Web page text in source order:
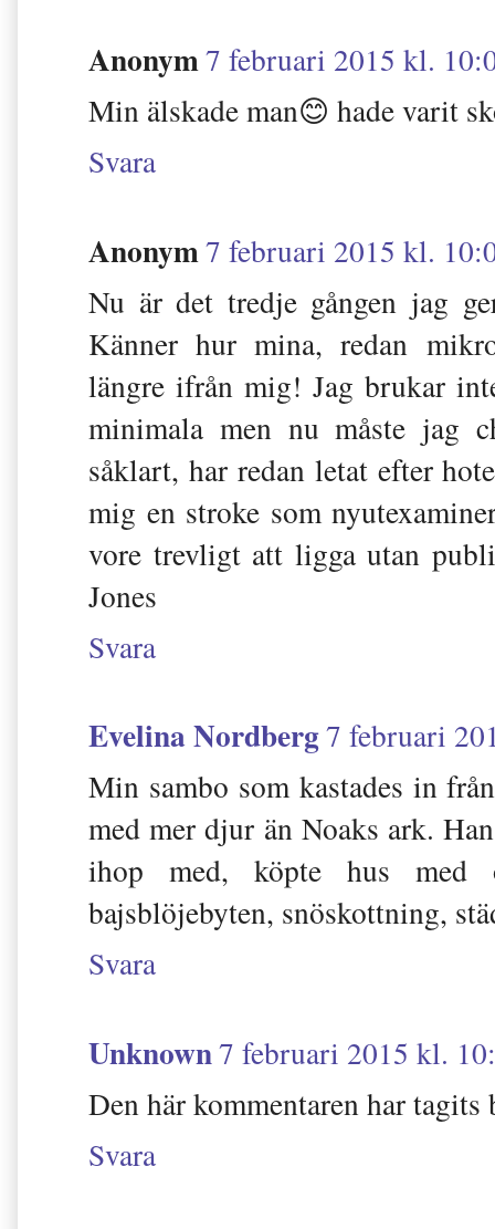
Anonym7 februari 2015 kl.
Min älskade man😊 hade varit
Svara
Anonym7 februari 2015 kl.
Nu är det tredje gången jag
Känner hur mina, redan
längre ifrån mig! Jag brukar
minimala men nu måste jag
såklart, har redan letat efter
mig en stroke som
vore trevligt att ligga utan
Jones
Svara
Evelina Nordberg7 februari
Min sambo som kastades in
med mer djur än Noaks ark.
ihop med, köpte hus med
bajsblöjebyten, snöskottning,
Svara
Unknown7 februari 2015 kl.
Den här kommentaren har
Svara